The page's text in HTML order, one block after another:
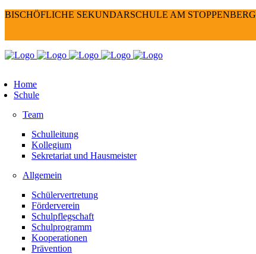
BISCHÖFLICHE SEKUNDARSCHULE AM STOPPENBERG
Home
Schule
Team
Schulleitung
Kollegium
Sekretariat und Hausmeister
Allgemein
Schülervertretung
Förderverein
Schulpflegschaft
Schulprogramm
Kooperationen
Prävention